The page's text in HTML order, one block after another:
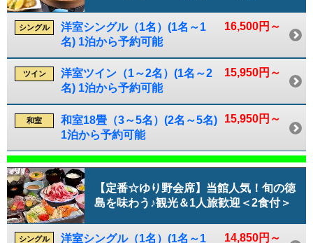
16,500円～
シングル
洋室シングル（1名）(1名～1
名) 1泊から予約可能
15,950円～
ツイン
洋室ツイン（1～2名）(1名～2
名) 1泊から予約可能
15,950円～
和室
和室18畳（3～5名）(2名～5名)
1泊から予約可能
【定番☆ゆり野会席】当館人気！旬の徳
島を味わう♪観光＆1人旅歓迎＜2食付＞
14,850円～
シングル
洋室シングル（1名）(1名～1